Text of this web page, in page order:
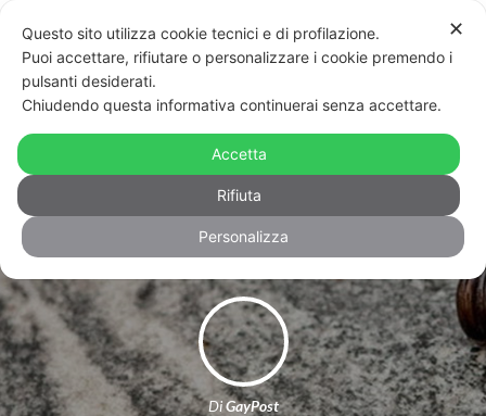
Coppia aggredita a Palermo:
rintracciati e denunciati gli
aggressori
DiGayPost
✕
Questo sito utilizza cookie tecnici e di profilazione.
Puoi accettare, rifiutare o personalizzare i cookie premendo i
pulsanti desiderati.
Chiudendo questa informativa continuerai senza accettare.
Accetta
Rifiuta
Personalizza